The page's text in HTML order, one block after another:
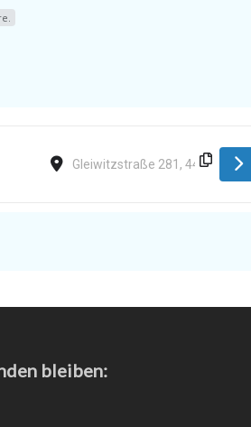
Destination Address - Dortmund
bleiben: